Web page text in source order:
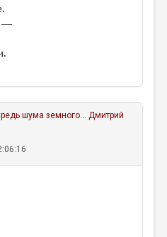
—
шума земного...Дмитрий